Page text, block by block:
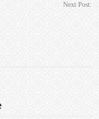
Next Post: